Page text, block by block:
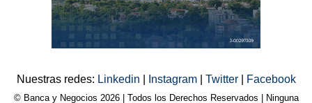
Nuestras redes: Linkedin Instagram Twitter Facebook
© Banca y Negocios 2026 | Todos los Derechos Reservados | Ninguna